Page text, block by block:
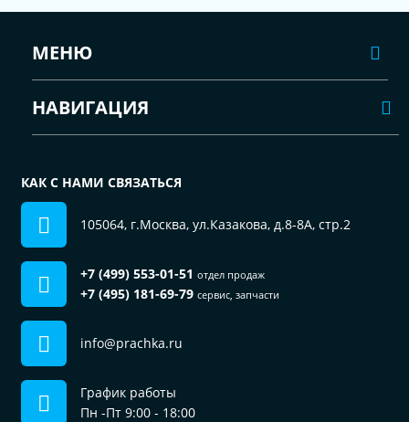
МЕНЮ
НАВИГАЦИЯ
КАК С НАМИ СВЯЗАТЬСЯ
105064, г.Москва, ул.Казакова, д.8-8А, стр.2
+7 (499) 553-01-51 отдел продаж
+7 (495) 181-69-79 сервис, запчасти
info@prachka.ru
График работы
Пн -Пт 9:00 - 18:00